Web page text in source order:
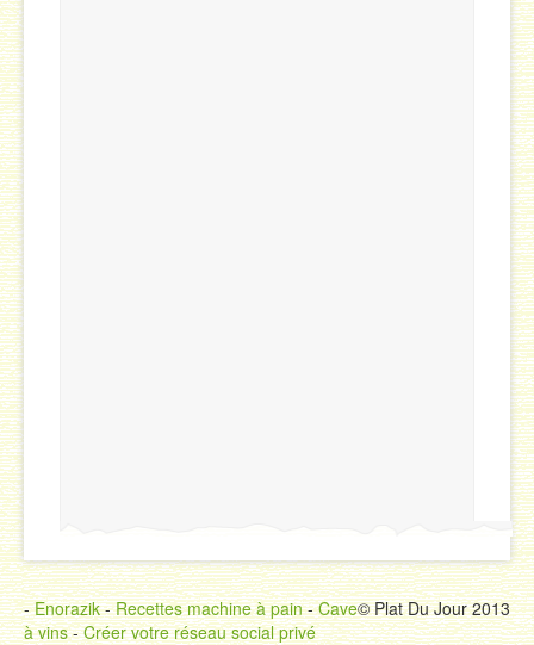
© Plat Du Jour 2013
-Enorazik-Recettes machine à pain-Cave
à vins-Créer votre réseau social privé